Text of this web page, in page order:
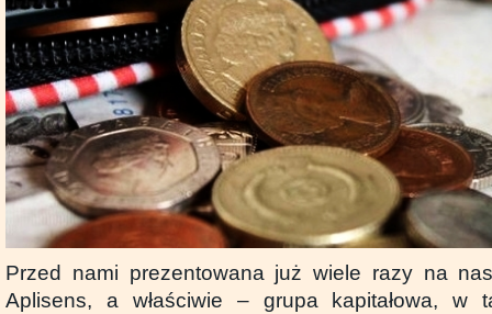
Przed nami prezentowana już wiele razy na
Aplisens, a właściwie – grupa kapitałowa, w